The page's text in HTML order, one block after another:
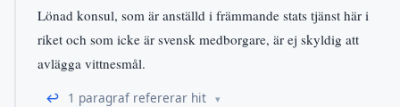
Lönad konsul, som är anställd i främmande stats tjänst här i
riket och som icke är svensk medborgare, är ej skyldig att
avlägga vittnesmål.
↩ 1 paragraf refererar hit